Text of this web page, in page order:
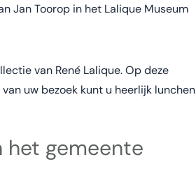
Jan Toorop in het Lalique Museum
van René Lalique. Op deze
uw bezoek kunt u heerlijk lunchen
het gemeente